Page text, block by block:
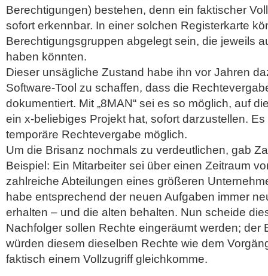
Berechtigungen) bestehen, denn ein faktischer
sofort erkennbar. In einer solchen Registerkarte
Berechtigungsgruppen abgelegt sein, die jeweils
haben könnten.
Dieser unsägliche Zustand habe ihn vor Jahren
Software-Tool zu schaffen, dass die
dokumentiert. Mit „8MAN“ sei es so möglich, auf
ein x-beliebiges Projekt hat, sofort darzustellen.
temporäre Rechtevergabe möglich.
Um die Brisanz nochmals zu verdeutlichen, gab
Beispiel: Ein Mitarbeiter sei über einen Zeitraum
zahlreiche Abteilungen eines größeren
habe entsprechend der neuen Aufgaben immer
erhalten – und die alten behalten. Nun scheide
Nachfolger sollen Rechte eingeräumt werden; der
würden diesem dieselben Rechte wie dem
faktisch einem Vollzugriff gleichkomme.